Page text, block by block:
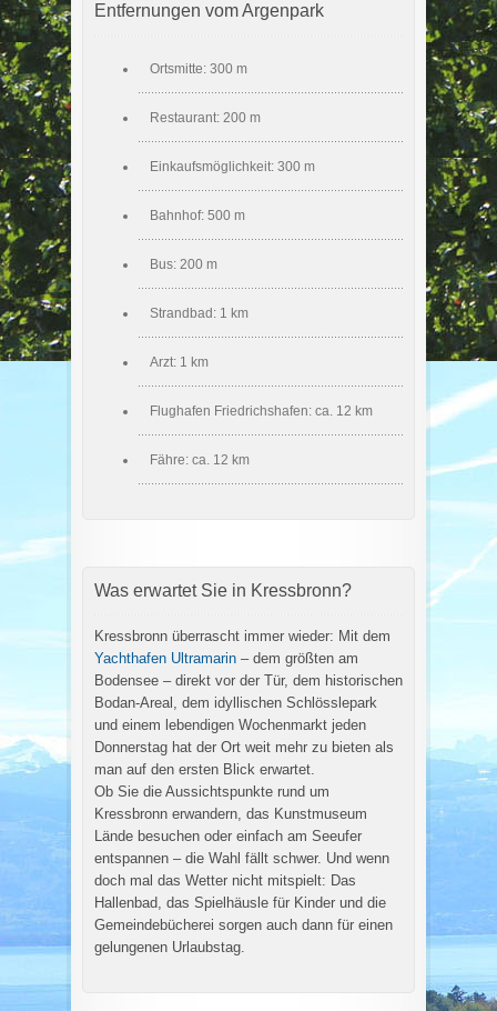
Entfernungen vom Argenpark
Ortsmitte: 300 m
Restaurant: 200 m
Einkaufsmöglichkeit: 300 m
Bahnhof: 500 m
Bus: 200 m
Strandbad: 1 km
Arzt: 1 km
Flughafen Friedrichshafen: ca. 12 km
Fähre: ca. 12 km
Was erwartet Sie in Kressbronn?
Kressbronn überrascht immer wieder: Mit dem
Yachthafen Ultramarin – dem größten am
Bodensee – direkt vor der Tür, dem historischen
Bodan-Areal, dem idyllischen Schlösslepark
und einem lebendigen Wochenmarkt jeden
Donnerstag hat der Ort weit mehr zu bieten als
man auf den ersten Blick erwartet.
Ob Sie die Aussichtspunkte rund um
Kressbronn erwandern, das Kunstmuseum
Lände besuchen oder einfach am Seeufer
entspannen – die Wahl fällt schwer. Und wenn
doch mal das Wetter nicht mitspielt: Das
Hallenbad, das Spielhäusle für Kinder und die
Gemeindebücherei sorgen auch dann für einen
gelungenen Urlaubstag.